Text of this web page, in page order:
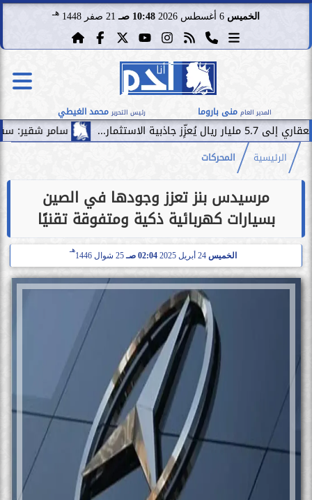
الخميس 10:48 صـ 21 صفر 1448 هـ
المدير العام منى باروما رئيس التحرير محمد الغيطي
سامر شقير: سقوط صفقة
الرئيسية المحركات
مرسيدس بنز تعزز وجودها في الصين
بسيارات كهربائية ذكية ومتفوقة تقنيًا
الخميس 02:04 صـ 25 شوال 1446
هـ